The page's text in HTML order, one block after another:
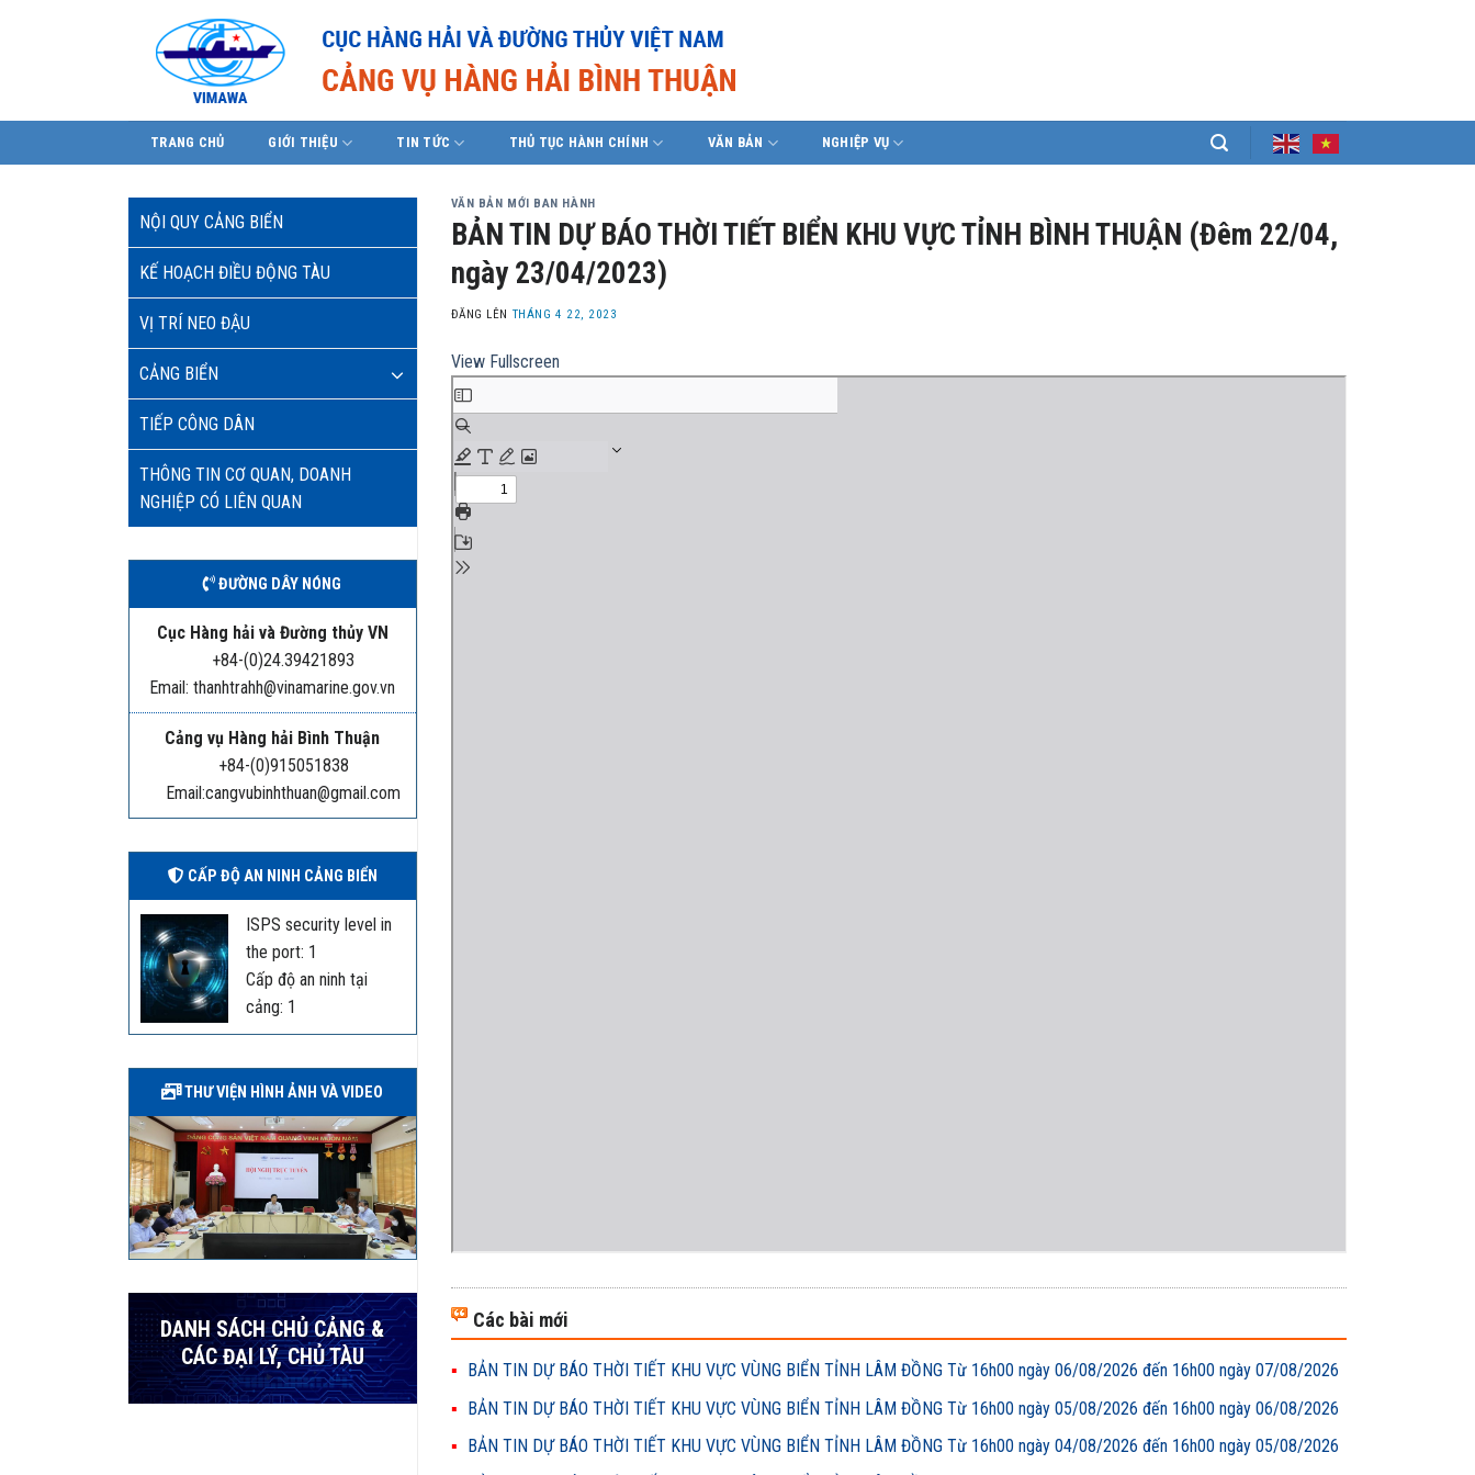
TRANG CHỦ GIỚI THIỆU TIN TỨC THỦ TỤC HÀNH CHÍNH VĂN BẢN NGHIỆP VỤ
NỘI QUY CẢNG BIỂN
KẾ HOẠCH ĐIỀU ĐỘNG TÀU
VỊ TRÍ NEO ĐẬU
CẢNG BIỂN
TIẾP CÔNG DÂN
THÔNG TIN CƠ QUAN, DOANH
NGHIỆP CÓ LIÊN QUAN
ĐƯỜNG DÂY NÓNG
Cục Hàng hải và Đường thủy VN
+84-(0)24.39421893
Email: thanhtrahh@vinamarine.gov.vn
Cảng vụ Hàng hải Bình Thuận
+84-(0)915051838
Email:cangvubinhthuan@gmail.com
CẤP ĐỘ AN NINH CẢNG BIỂN
ISPS security level in
the port: 1
Cấp độ an ninh tại
cảng: 1
THƯ VIỆN HÌNH ẢNH VÀ VIDEO
DANH SÁCH CHỦ CẢNG &
CÁC ĐẠI LÝ, CHỦ TÀU
VĂN BẢN MỚI BAN HÀNH
BẢN TIN DỰ BÁO THỜI TIẾT BIỂN KHU VỰC TỈNH BÌNH THUẬN (Đêm 22/04,
ngày 23/04/2023)
ĐĂNG LÊN THÁNG 4 22, 2023
View Fullscreen
Các bài mới
BẢN TIN DỰ BÁO THỜI TIẾT KHU VỰC VÙNG BIỂN TỈNH LÂM ĐỒNG Từ 16h00 ngày 06/08/2026 đến 16h00 ngày 07/08/2026
BẢN TIN DỰ BÁO THỜI TIẾT KHU VỰC VÙNG BIỂN TỈNH LÂM ĐỒNG Từ 16h00 ngày 05/08/2026 đến 16h00 ngày 06/08/2026
BẢN TIN DỰ BÁO THỜI TIẾT KHU VỰC VÙNG BIỂN TỈNH LÂM ĐỒNG Từ 16h00 ngày 04/08/2026 đến 16h00 ngày 05/08/2026